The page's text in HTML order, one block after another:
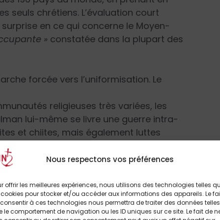
Nous respectons vos préférences
offrir les meilleures expériences, nous utilisons des technologies telles
pour stocker et/ou accéder aux informations des appareils. Le
à ces technologies nous permettra de traiter des données telles
le comportement de navigation ou les ID uniques sur ce site. Le fait de
seuls chrétiens. L’évaluation court
surprise en ce qui concerne le Moyen-
» constatée dans la plupart des
forcée vers l’uniformisation. Le
religieuses très variées, les
lui-même se livre une guerre intra-
et chiites, mais également luttes
dans l’État islamique, en Arabie et au
1,3 millions de réfugiés, 25 000 sont
et de la tolérance, la différence est rejetée
sexuelle. La théorie du genre en est la
chrétienne, et à légiférer pour la